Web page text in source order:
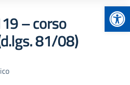
– corso
81/08)